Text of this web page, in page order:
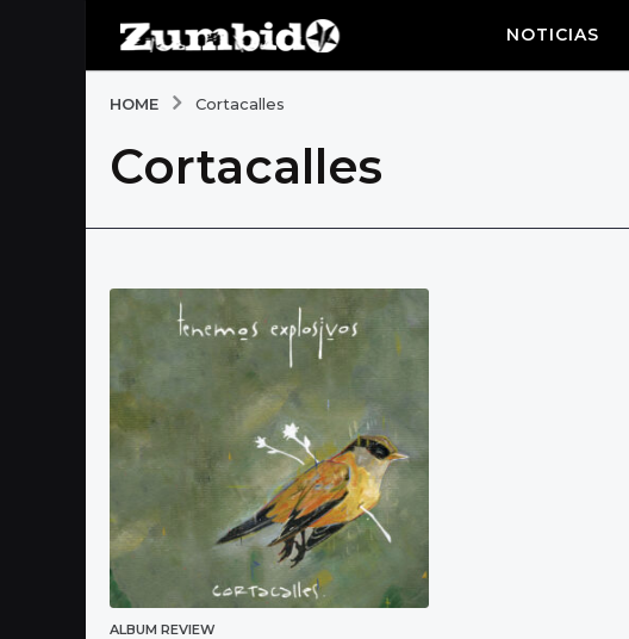
NOTICIAS
HOME Cortacalles
Cortacalles
ALBUM REVIEW